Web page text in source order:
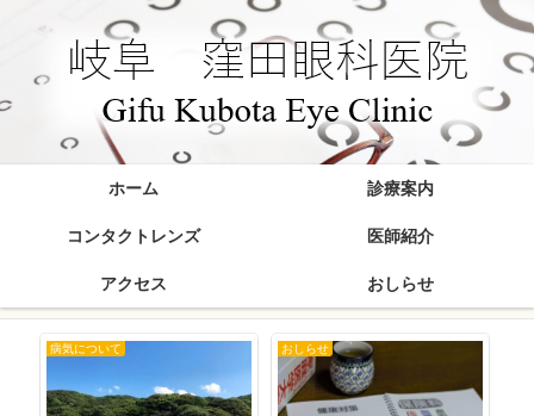
ホーム 診療案内
コンタクトレンズ 医師紹介
アクセス おしらせ
病気について おしらせ